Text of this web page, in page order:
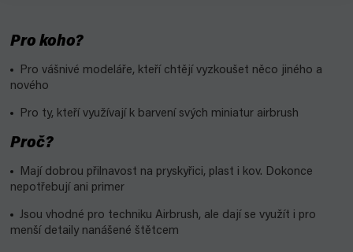
Pro koho?
Pro vášnivé modeláře, kteří chtějí vyzkoušet něco jiného a
nového
Pro ty, kteří využívají k barvení svých miniatur airbrush
Proč?
Mají dobrou přilnavost na pryskyřici, plast i kov. Dokonce
nepotřebují ani primer
Jsou vhodné pro techniku Airbrush, ale dají se využít i pro
menší detaily nanášené štětcem